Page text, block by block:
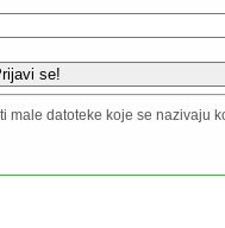
poklonika organske
sa obrazovnim institucijama i
praktičari iz ove oblasti,
ORGANSKOG
male datoteke koje se nazivaju